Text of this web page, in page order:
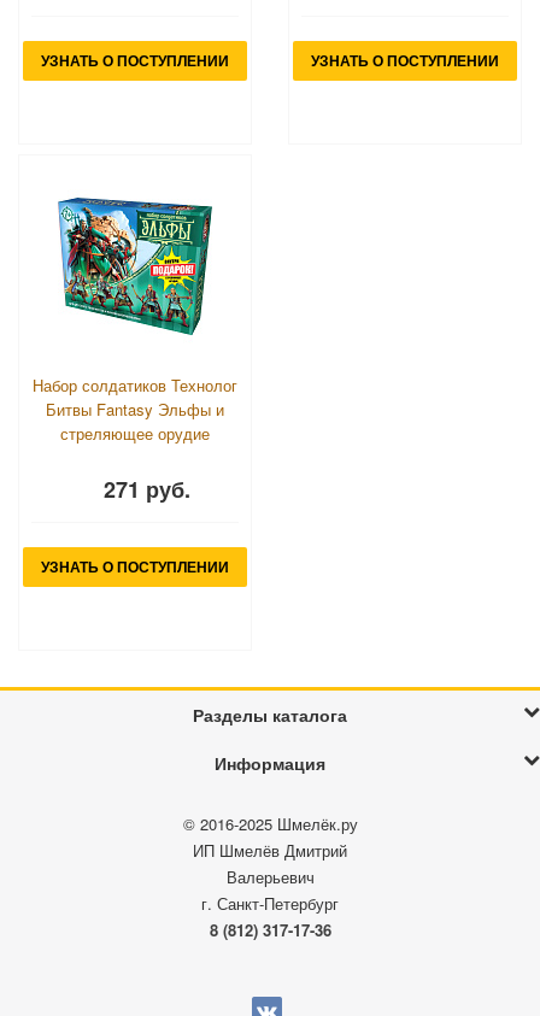
УЗНАТЬ О ПОСТУПЛЕНИИ УЗНАТЬ О ПОСТУПЛЕНИИ
Набор солдатиков Технолог
Битвы Fantasy Эльфы и
стреляющее орудие
271 руб.
УЗНАТЬ О ПОСТУПЛЕНИИ
Разделы каталога
Информация
© 2016-2025 Шмелёк.ру
ИП Шмелёв Дмитрий
Валерьевич
г. Санкт-Петербург
8 (812) 317-17-36